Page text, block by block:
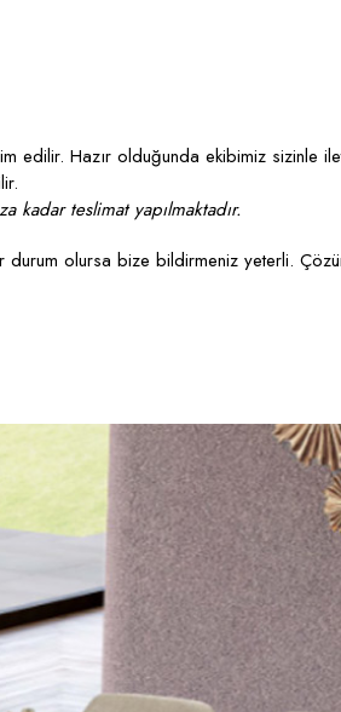
edilir. Hazır olduğunda ekibimiz sizinle
kadar teslimat yapılmaktadır.
durum olursa bize bildirmeniz yeterli.